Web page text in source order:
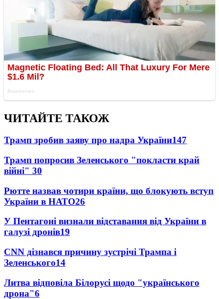
ЧИТАЙТЕ ТАКОЖ
Трамп зробив заяву про надра України147
Трамп попросив Зеленського "покласти край
війні" 30
Рютте назвав чотири країни, що блокують вступ
України в НАТО26
У Пентагоні визнали відставання від України в
галузі дронів19
CNN дізнався причину зустрічі Трампа і
Зеленського14
Литва відповіла Білорусі щодо "українського
дрона"6